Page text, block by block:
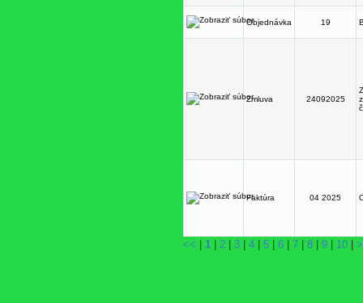
Objednávka 19
Zmluva 24092025
Faktúra 04 2025
<< 1 2 3 4 5 6 7 8 9 10